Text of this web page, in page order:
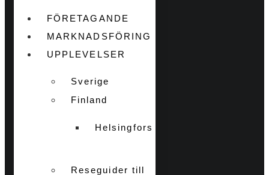
FÖRETAGANDE
MARKNADSFÖRING
UPPLEVELSER
Sverige
Finland
Helsingfors
Reseguider till